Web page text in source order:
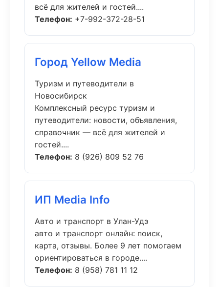
всё для жителей и гостей....
Телефон: +7-992-372-28-51
Город Yellow Media
Туризм и путеводители в
Новосибирск
Комплексный ресурс туризм и
путеводители: новости, объявления,
справочник — всё для жителей и
гостей....
Телефон: 8 (926) 809 52 76
ИП Media Info
Авто и транспорт в Улан-Удэ
авто и транспорт онлайн: поиск,
карта, отзывы. Более 9 лет помогаем
ориентироваться в городе....
Телефон: 8 (958) 781 11 12